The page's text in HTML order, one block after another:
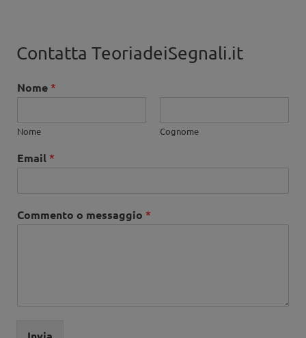
Contatta TeoriadeiSegnali.it
Nome *
Nome Cognome
Email *
Commento o messaggio *